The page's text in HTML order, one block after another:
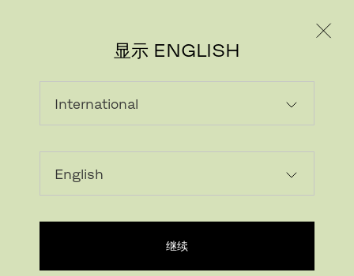
显示 ENGLISH
继续